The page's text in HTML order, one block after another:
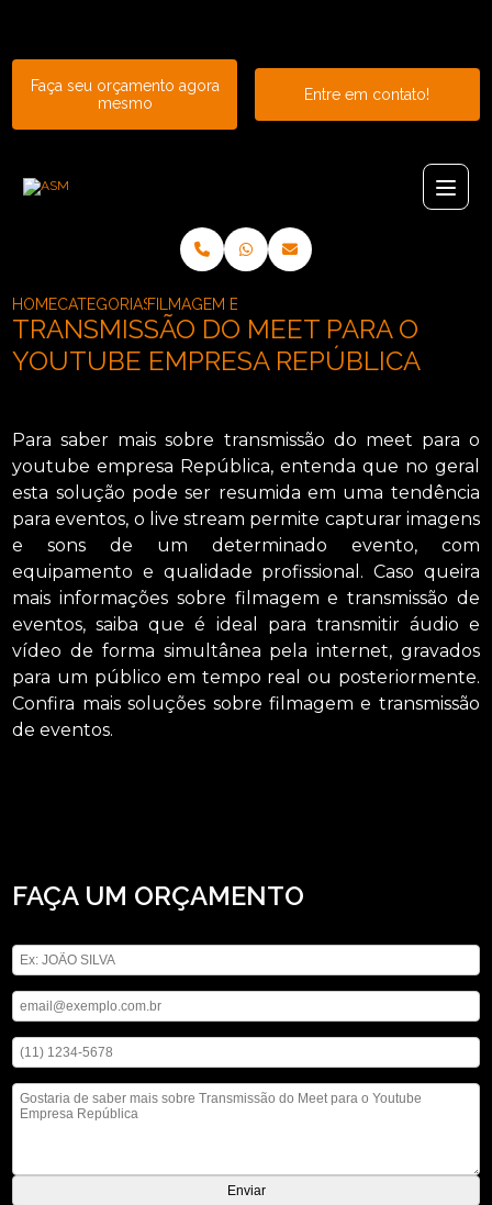
Faça seu orçamento agora
mesmo
Entre em contato!
HOMECATEGORIASFILMAGEM E TRANSMISSAO DE
TRANSMISSÃO DO MEET PARA O
YOUTUBE EMPRESA REPÚBLICA
Para saber mais sobre transmissão do meet para o
youtube empresa República, entenda que no geral
esta solução pode ser resumida em uma tendência
para eventos, o live stream permite capturar imagens
e sons de um determinado evento, com
equipamento e qualidade profissional. Caso queira
mais informações sobre filmagem e transmissão de
eventos, saiba que é ideal para transmitir áudio e
vídeo de forma simultânea pela internet, gravados
para um público em tempo real ou posteriormente.
Confira mais soluções sobre filmagem e transmissão
de eventos.
FAÇA UM ORÇAMENTO